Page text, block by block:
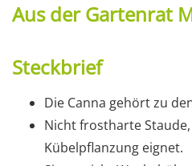
Aus der Gartenrat
Steckbrief
Die Canna gehört zu
Nicht frostharte
Kübelpflanzung eignet.